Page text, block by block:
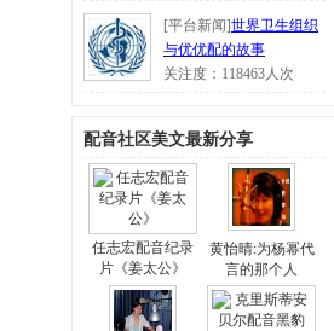
[平台新闻]世界卫生组织
与优优配的故事
关注度：118463人次
配音社区美文最新分享
任志宏配音纪录
片《姜太公》
黄怡晴:为杨幂代
言的那个人